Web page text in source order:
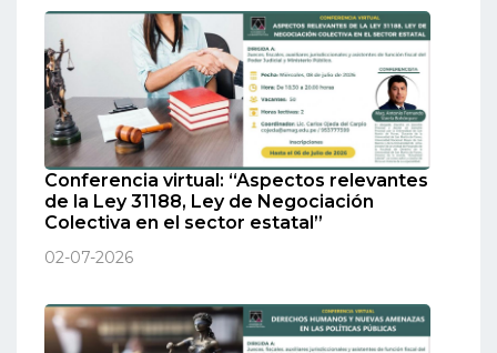
Conferencia virtual: “Aspectos relevantes
de la Ley 31188, Ley de Negociación
Colectiva en el sector estatal”
02-07-2026